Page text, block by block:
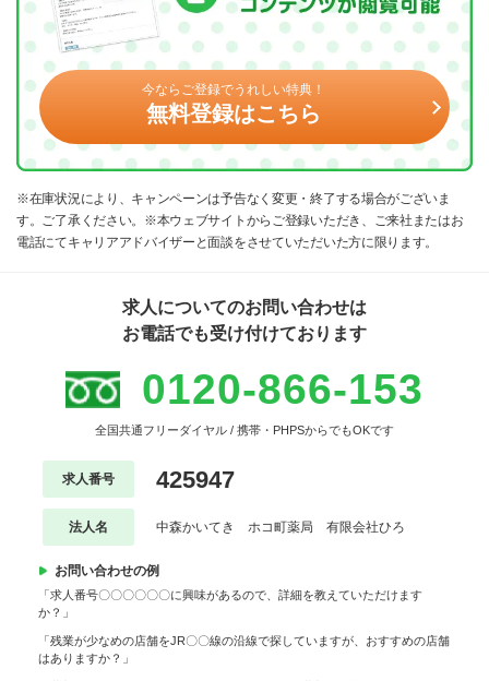
今ならご登録でうれしい特典！
無料登録はこちら
※在庫状況により、キャンペーンは予告なく変更・終了する場合がございま
す。ご了承ください。※本ウェブサイトからご登録いただき、ご来社またはお
電話にてキャリアアドバイザーと面談をさせていただいた方に限ります。
求人についてのお問い合わせは
お電話でも受け付けております
0120-866-153
全国共通フリーダイヤル / 携帯・PHPSからでもOKです
求人番号 425947
法人名 中森かいてき ホコ町薬局 有限会社ひろ
お問い合わせの例
「求人番号〇〇〇〇〇〇に興味があるので、詳細を教えていただけます
か？」
「残業が少なめの店舗をJR〇〇線の沿線で探していますが、おすすめの店舗
はありますか？」